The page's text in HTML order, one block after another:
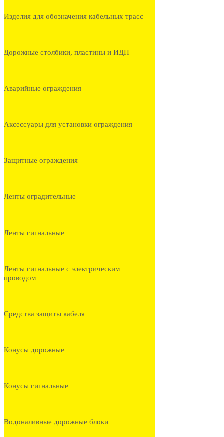
Изделия для обозначения кабельных трасс
Дорожные столбики, пластины и ИДН
Аварийные ограждения
Аксессуары для установки ограждения
Защитные ограждения
Ленты оградительные
Ленты сигнальные
Ленты сигнальные с электрическим
проводом
Средства защиты кабеля
Конусы дорожные
Конусы сигнальные
Водоналивные дорожные блоки